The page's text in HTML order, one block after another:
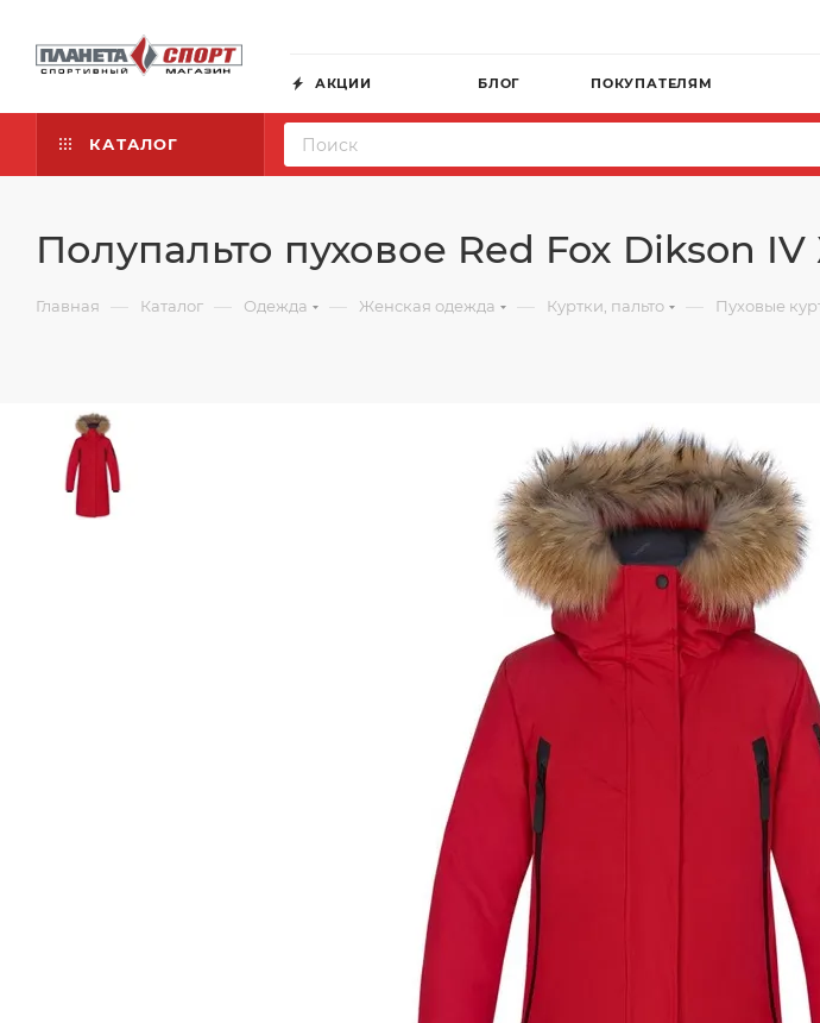
АКЦИИ БЛОГ ПОКУПАТЕЛЯМ
КАТАЛОГ
Полупальто пуховое Red Fox Dikson
Главная — Каталог — Одежда — Женская одежда — Куртки, пальто — Пуховые